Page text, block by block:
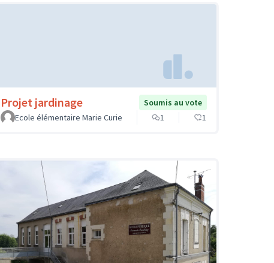
Projet jardinage
Soumis au vote
Ecole élémentaire Marie Curie
1 1